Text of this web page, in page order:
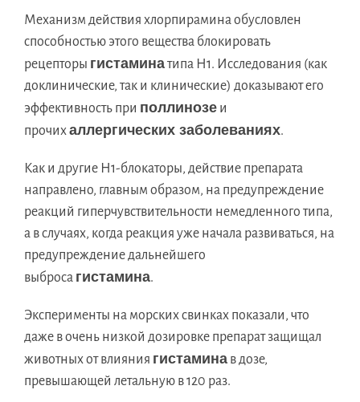
Механизм действия хлорпирамина обусловлен
способностью этого вещества блокировать
рецепторы гистаминатипа Н1. Исследования (как
доклинические, так и клинические) доказывают его
эффективность при поллинозе и
прочихаллергических заболеваниях.
Как и другие Н1-блокаторы, действие препарата
направлено, главным образом, на предупреждение
реакций гиперчувствительности немедленного типа,
а в случаях, когда реакция уже начала развиваться, на
предупреждение дальнейшего
выброса гистамина.
Эксперименты на морских свинках показали, что
даже в очень низкой дозировке препарат защищал
животных от влияния гистамина в дозе,
превышающей летальную в 120 раз.